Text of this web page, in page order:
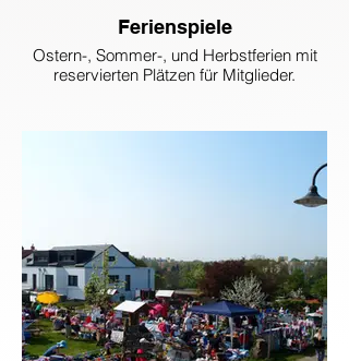
Ferienspiele
Ostern-, Sommer-, und Herbstferien mit
reservierten Plätzen für Mitglieder.